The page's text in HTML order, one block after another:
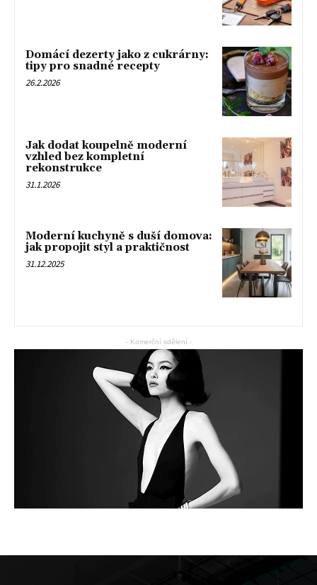
Domácí dezerty jako z cukrárny:
tipy pro snadné recepty
26.2.2026
Jak dodat koupelně moderní
vzhled bez kompletní
rekonstrukce
31.1.2026
Moderní kuchyně s duší domova:
jak propojit styl a praktičnost
31.12.2025
- Komerční sdělení -